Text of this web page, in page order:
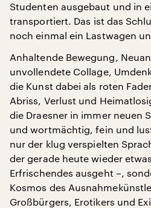
Studenten ausgebaut und in
transportiert. Das ist das
noch einmal ein Lastwagen
Anhaltende Bewegung,
unvollendete Collage,
die Kunst dabei als roten
Abriss, Verlust und
die Draesner in immer neuen
und wortmächtig, fein und
nur der klug verspielten
der gerade heute wieder
Erfrischendes ausgeht –,
Kosmos des
Großbürgers, Erotikers und